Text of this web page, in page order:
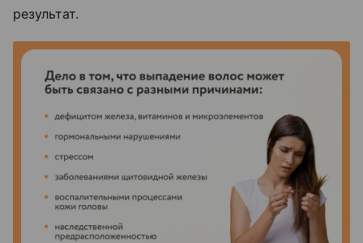
результат.